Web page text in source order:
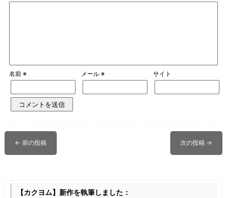
名前 ※ メール ※ サイト
← 前の投稿 次の投稿 →
【カクヨム】新作を執筆しました：